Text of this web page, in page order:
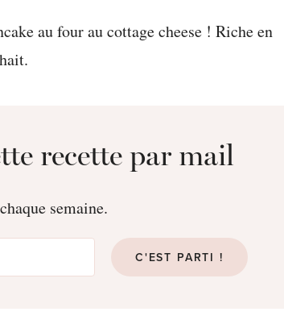
recette par mail
semaine.
C'EST PARTI !